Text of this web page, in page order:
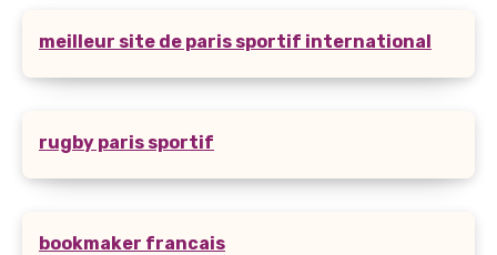
meilleur site de paris sportif international
rugby paris sportif
bookmaker francais